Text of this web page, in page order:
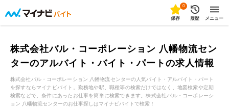
0
保存 履歴 メニュー
株式会社バル・コーポレーション 八幡物流セン
ターのアルバイト・バイト・パートの求人情報
株式会社バル・コーポレーション 八幡物流センターの人気バイト・アルバイト・パート
を探すならマイナビバイト。勤務地や駅、職種等の検索だけではなく、地図検索や定期
検索などで、条件にあったお仕事を簡単に検索できます。株式会社バル・コーポレーシ
ョン 八幡物流センターのお仕事探しはマイナビバイトで検索！